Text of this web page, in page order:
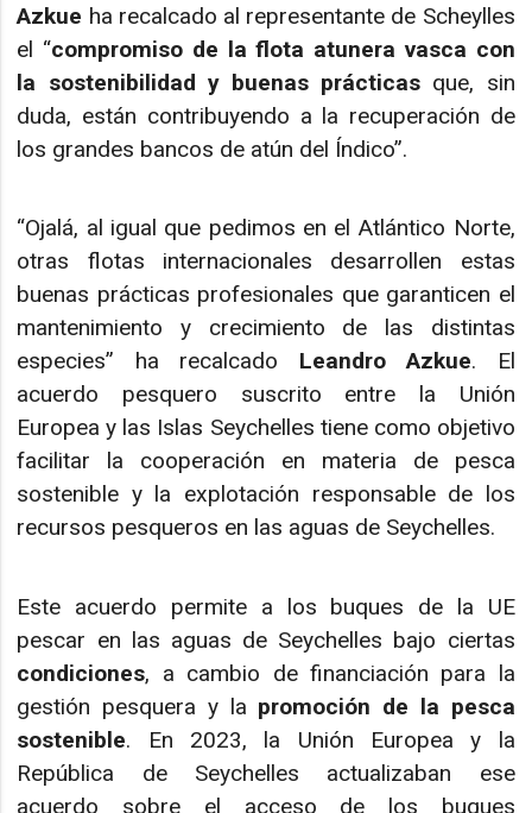
Azkue ha recalcado al representante de Scheylles
el “compromiso de la flota atunera vasca con
la sostenibilidad y buenas prácticas que, sin
duda, están contribuyendo a la recuperación de
los grandes bancos de atún del Índico”.
“Ojalá, al igual que pedimos en el Atlántico Norte,
otras flotas internacionales desarrollen estas
buenas prácticas profesionales que garanticen el
mantenimiento y crecimiento de las distintas
especies” ha recalcado Leandro Azkue. El
acuerdo pesquero suscrito entre la Unión
Europea y las Islas Seychelles tiene como objetivo
facilitar la cooperación en materia de pesca
sostenible y la explotación responsable de los
recursos pesqueros en las aguas de Seychelles.
Este acuerdo permite a los buques de la UE
pescar en las aguas de Seychelles bajo ciertas
condiciones, a cambio de financiación para la
gestión pesquera y la promoción de la pesca
sostenible. En 2023, la Unión Europea y la
República de Seychelles actualizaban ese
acuerdo sobre el acceso de los buques